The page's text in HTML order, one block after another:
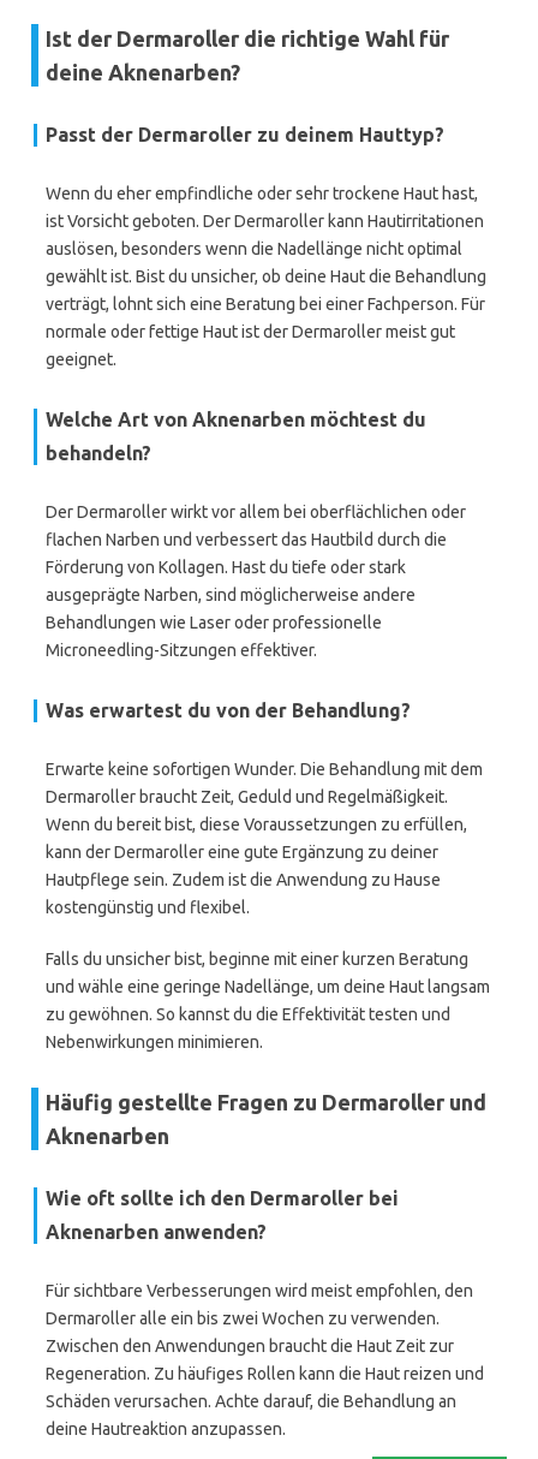
Ist der Dermaroller die richtige Wahl für
deine Aknenarben?
Passt der Dermaroller zu deinem Hauttyp?
Wenn du eher empfindliche oder sehr trockene Haut hast,
ist Vorsicht geboten. Der Dermaroller kann Hautirritationen
auslösen, besonders wenn die Nadellänge nicht optimal
gewählt ist. Bist du unsicher, ob deine Haut die Behandlung
verträgt, lohnt sich eine Beratung bei einer Fachperson. Für
normale oder fettige Haut ist der Dermaroller meist gut
geeignet.
Welche Art von Aknenarben möchtest du
behandeln?
Der Dermaroller wirkt vor allem bei oberflächlichen oder
flachen Narben und verbessert das Hautbild durch die
Förderung von Kollagen. Hast du tiefe oder stark
ausgeprägte Narben, sind möglicherweise andere
Behandlungen wie Laser oder professionelle
Microneedling-Sitzungen effektiver.
Was erwartest du von der Behandlung?
Erwarte keine sofortigen Wunder. Die Behandlung mit dem
Dermaroller braucht Zeit, Geduld und Regelmäßigkeit.
Wenn du bereit bist, diese Voraussetzungen zu erfüllen,
kann der Dermaroller eine gute Ergänzung zu deiner
Hautpflege sein. Zudem ist die Anwendung zu Hause
kostengünstig und flexibel.
Falls du unsicher bist, beginne mit einer kurzen Beratung
und wähle eine geringe Nadellänge, um deine Haut langsam
zu gewöhnen. So kannst du die Effektivität testen und
Nebenwirkungen minimieren.
Häufig gestellte Fragen zu Dermaroller und
Aknenarben
Wie oft sollte ich den Dermaroller bei
Aknenarben anwenden?
Für sichtbare Verbesserungen wird meist empfohlen, den
Dermaroller alle ein bis zwei Wochen zu verwenden.
Zwischen den Anwendungen braucht die Haut Zeit zur
Regeneration. Zu häufiges Rollen kann die Haut reizen und
Schäden verursachen. Achte darauf, die Behandlung an
deine Hautreaktion anzupassen.